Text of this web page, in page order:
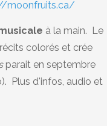
moonfruits.ca/
à la main. Le
colorés et crée
parait en septembre
Plus d'infos, audio et